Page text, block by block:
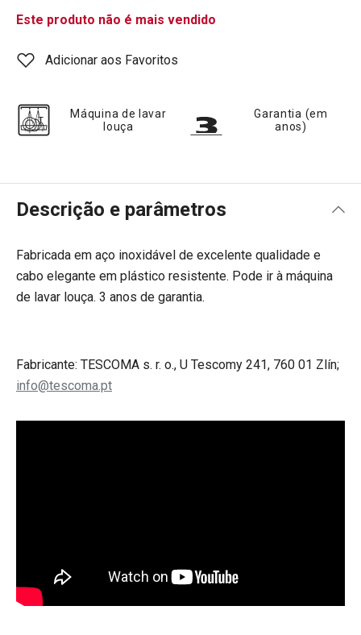
Este produto não é mais vendido
Adicionar aos Favoritos
Máquina de lavar
louça
Garantia (em
anos)
Descrição e parâmetros
Fabricada em aço inoxidável de excelente qualidade e
cabo elegante em plástico resistente. Pode ir à máquina
de lavar louça. 3 anos de garantia.
Fabricante: TESCOMA s. r. o., U Tescomy 241, 760 01 Zlín;
info@tescoma.pt